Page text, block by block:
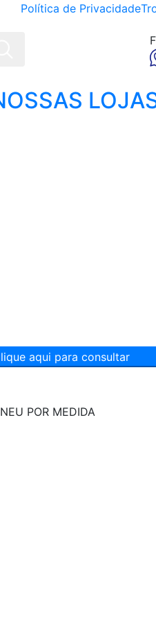
Política de Privacidade
Pneu? Clique aqui para consultar
POR MEDIDA